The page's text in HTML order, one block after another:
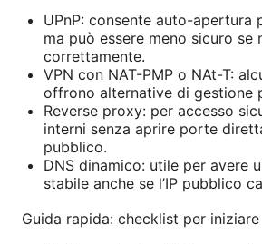
UPnP: consente auto-apertura
ma può essere meno sicuro se
correttamente.
VPN con NAT-PMP o NAt-T:
offrono alternative di gestione
Reverse proxy: per accesso
interni senza aprire porte
pubblico.
DNS dinamico: utile per avere
stabile anche se l’IP pubblico
Guida rapida: checklist per iniziare